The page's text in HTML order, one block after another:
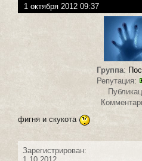
1 октября 2012 09:37
Группа:
Репутация:
фигня и скукота
Зарегистрирован: